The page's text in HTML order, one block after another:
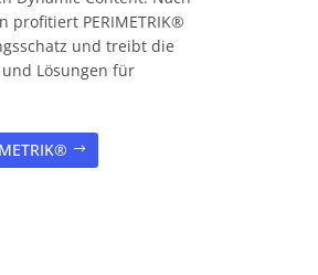
profitiert PERIMETRIK®
und treibt die
Lösungen für